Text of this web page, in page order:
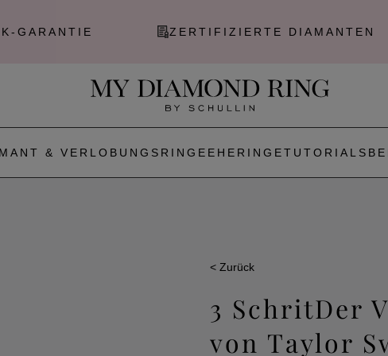
ZERTIFIZIERTE DIAMANTEN IM
& VERLOBUNGSRINGE EHERINGETUTORIALS
< Zurück
3 SchritDer
von Taylor